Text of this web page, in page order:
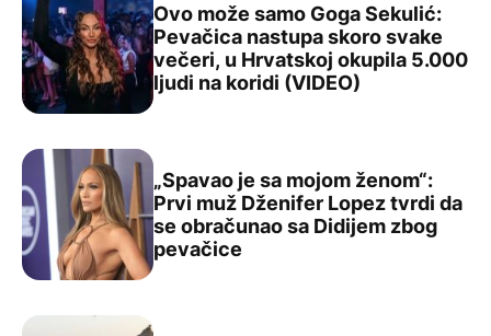
Ovo može samo Goga Sekulić: Pevačica nastupa
Ovo može samo Goga Sekulić:
Pevačica nastupa skoro svake
večeri, u Hrvatskoj okupila 5.000
ljudi na koridi (VIDEO)
„Spavao je sa mojom ženom“: Prvi muž Dženifer
„Spavao je sa mojom ženom“:
Prvi muž Dženifer Lopez tvrdi da
se obračunao sa Didijem zbog
pevačice